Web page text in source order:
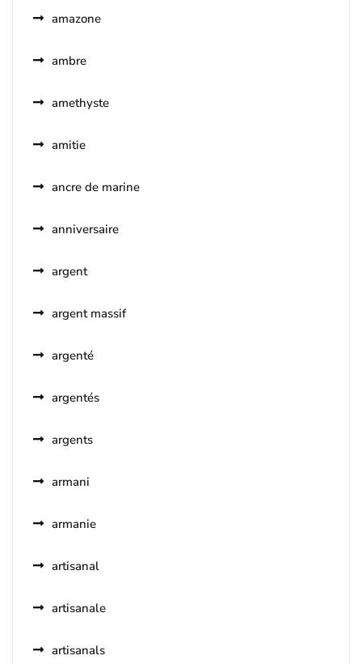
amazone
ambre
amethyste
amitie
ancre de marine
anniversaire
argent
argent massif
argenté
argentés
argents
armani
armanie
artisanal
artisanale
artisanals